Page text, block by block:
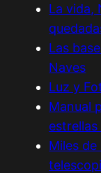
La vida,
Las
Naves
Luz y
Manual
Miles de